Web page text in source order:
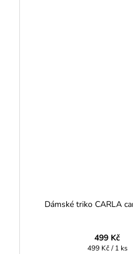
Dámské triko CARLA
499 Kč
Měrná
499 Kč / 1 ks